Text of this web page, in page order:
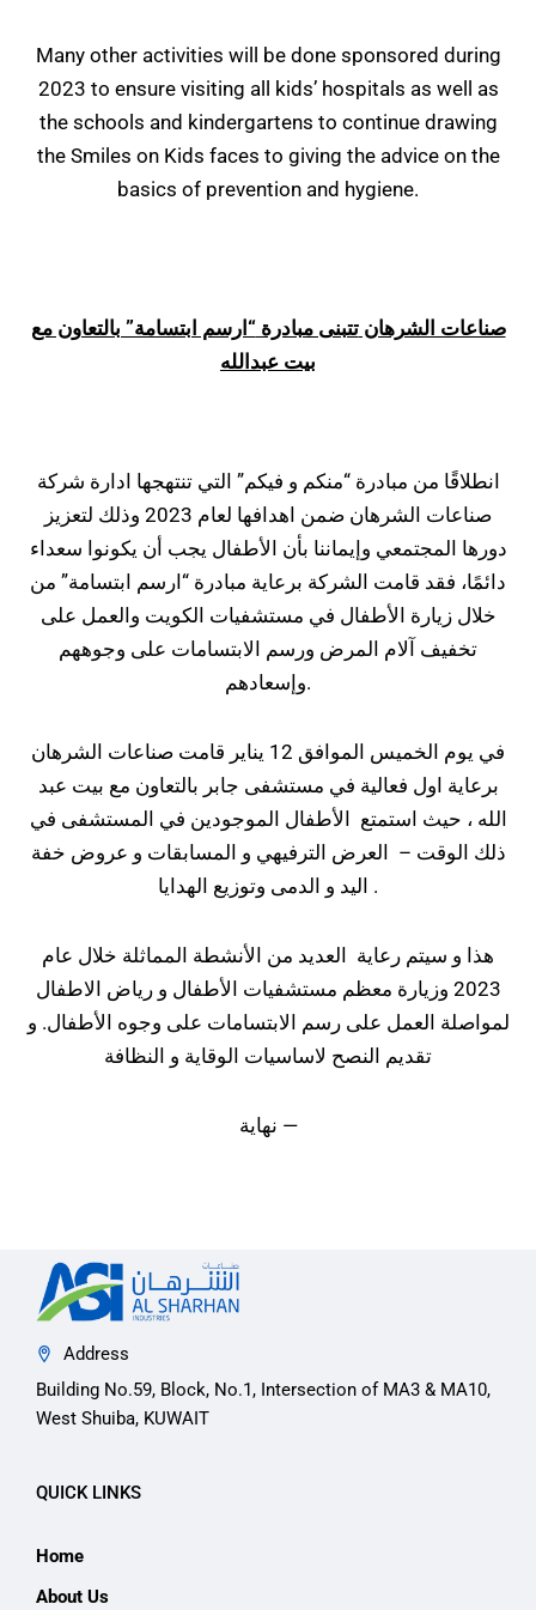
Many other activities will be done sponsored during
2023 to ensure visiting all kids’ hospitals as well as
the schools and kindergartens to continue drawing
the Smiles on Kids faces to giving the advice on the
basics of prevention and hygiene.
صناعات الشرهانتتبنى مبادرة“ارسم ابتسامة” بالتعاون مع
بيت عبدالله
انطلاقًا من مبادرة “منكم و فيكم” التي تنتهجها ادارة شركة
صناعات الشرهان ضمن اهدافها لعام 2023 وذلك لتعزيز
دورها المجتمعي وإيماننا بأن الأطفال يجب أن يكونوا سعداء
دائمًا، فقد قامت الشركة برعاية مبادرة “ارسم ابتسامة” من
خلال زيارة الأطفال في مستشفيات الكويت والعمل على
تخفيف آلام المرض ورسم الابتسامات على وجوههم
وإسعادهم.
في يوم الخميس الموافق 12 يناير قامت صناعات الشرهان
برعاية اول فعالية في مستشفى جابر بالتعاون مع بيت عبد
الله ، حيث استمتع الأطفال الموجودين في المستشفى في
ذلك الوقت – العرض الترفيهي و المسابقات و عروض خفة
اليد و الدمى وتوزيع الهدايا .
هذا و سيتم رعاية العديد من الأنشطة المماثلة خلال عام
2023 وزيارة معظم مستشفيات الأطفال و رياض الاطفال
لمواصلة العمل على رسم الابتسامات على وجوه الأطفال. و
تقديم النصح لاساسيات الوقاية و النظافة
نهاية —
Address
Building No.59, Block, No.1, Intersection of MA3 & MA10,
West Shuiba, KUWAIT
QUICK LINKS
Home
About Us